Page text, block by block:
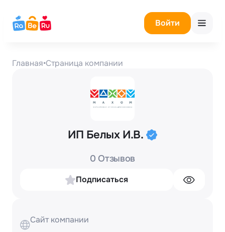
Войти
Главная•Страница компании
ИП Белых И.В.
0 Отзывов
Подписаться
Сайт компании